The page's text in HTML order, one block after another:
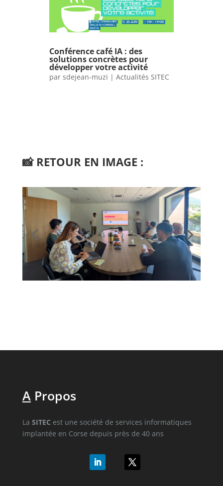
Conférence café IA : des
solutions concrètes pour
développer votre activité
par sdejean-muzi | Actualités SITEC
📸 RETOUR EN IMAGE :
APropos
La SITEC est une société de services informatiques
implantée en Corse depuis près de 40 ans